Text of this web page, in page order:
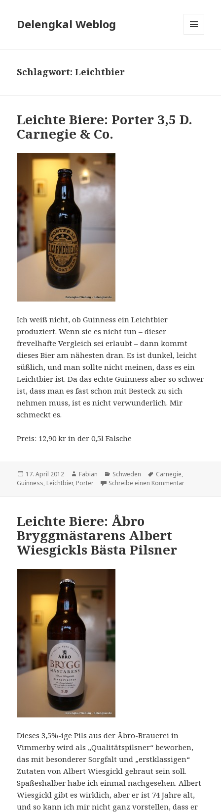
Delengkal Weblog
Schlagwort:Leichtbier
Leichte Biere: Porter 3,5 D.
Carnegie & Co.
Ich weiß nicht, ob Guinness ein Leichtbier
produziert. Wenn sie es nicht tun – dieser
frevelhafte Vergleich sei erlaubt – dann kommt
dieses Bier am nähesten dran. Es ist dunkel, leicht
süßlich, und man sollte nicht meinen, dass es ein
Leichtbier ist. Da das echte Guinness aber so schwer
ist, dass man es fast schon mit Besteck zu sich
nehmen muss, ist es nicht verwunderlich. Mir
schmeckt es.
Preis: 12,90 kr in der 0,5l Falsche
Veröffentlicht
am
17. April 2012 Autor
Fabian Kategorien
Schweden Schlagwörter
Carnegie,
Guinness, Leichtbier, Porter Schreibe einen Kommentarzu Leichte
Leichte Biere: Åbro
Bryggmästarens Albert
Wiesgickls Bästa Pilsner
Dieses 3,5%-ige Pils aus der Åbro-Brauerei in
Vimmerby wird als „Qualitätspilsner“ beworben,
das mit besonderer Sorgfalt und „erstklassigen“
Zutaten von Albert Wiesgickl gebraut sein soll.
Spaßeshalber habe ich einmal nachgesehen. Albert
Wiesgickl gibt es wirklich, aber er ist 74 Jahre alt,
und so kann ich mir nicht ganz vorstellen, dass er